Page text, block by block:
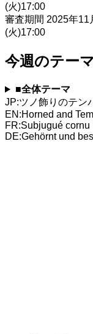
(火)17:00
審査期間 2025年11
(火)17:00
今週のテーマ
■全体テーマ
JP:ツノ飾りのテン
EN:Horned and
FR:Subjugué cornu
DE:Gehörnt und